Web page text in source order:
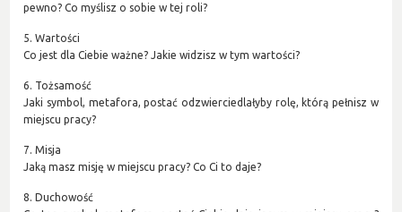
pewno? Co myślisz o sobie w tej roli?
5. Wartości
Co jest dla Ciebie ważne? Jakie widzisz w tym wartości?
6. Tożsamość
Jaki symbol, metafora, postać odzwierciedlałyby rolę, którą pełnisz w
miejscu pracy?
7. Misja
Jaką masz misję w miejscu pracy? Co Ci to daje?
8. Duchowość